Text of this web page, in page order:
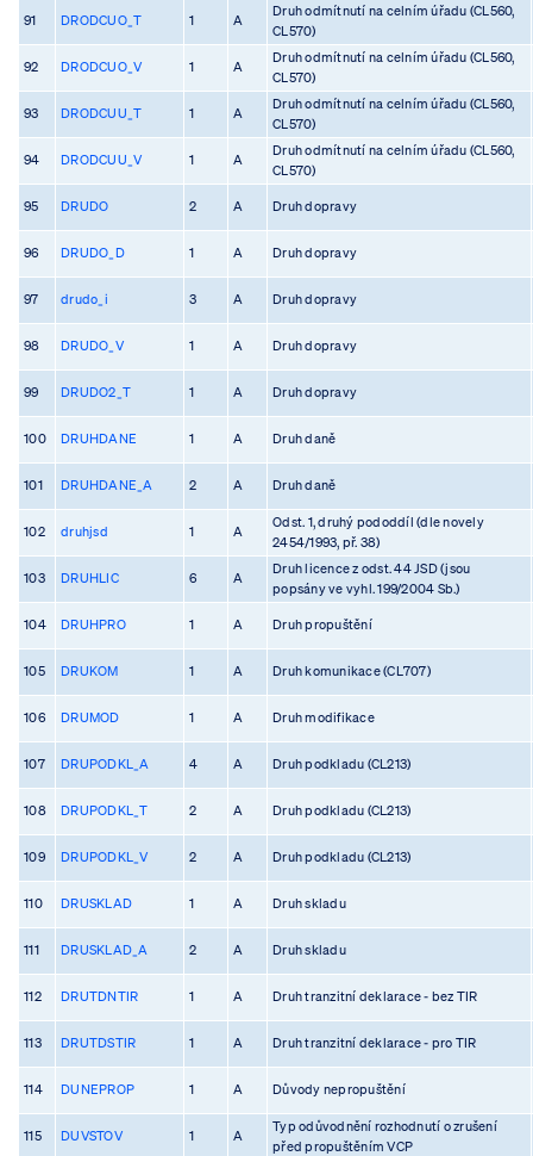
91 DRODCUO_T 1 A
Druh odmítnutí na celním úřadu (CL560,
CL570)
92 DRODCUO_V 1 A
Druh odmítnutí na celním úřadu (CL560,
CL570)
93 DRODCUU_T 1 A
Druh odmítnutí na celním úřadu (CL560,
CL570)
94 DRODCUU_V 1 A
Druh odmítnutí na celním úřadu (CL560,
CL570)
95 DRUDO 2 A Druh dopravy
96 DRUDO_D 1 A Druh dopravy
97 drudo_i 3 A Druh dopravy
98 DRUDO_V 1 A Druh dopravy
99 DRUDO2_T 1 A Druh dopravy
100 DRUHDANE 1 A Druh daně
101 DRUHDANE_A 2 A Druh daně
102 druhjsd 1 A
Odst. 1, druhý pododdíl (dle novely
2454/1993, př. 38)
103 DRUHLIC 6 A
Druh licence z odst. 44 JSD (jsou
popsány ve vyhl. 199/2004 Sb.)
104 DRUHPRO 1 A Druh propuštění
105 DRUKOM 1 A Druh komunikace (CL707)
106 DRUMOD 1 A Druh modifikace
107 DRUPODKL_A 4 A Druh podkladu (CL213)
108 DRUPODKL_T 2 A Druh podkladu (CL213)
109 DRUPODKL_V 2 A Druh podkladu (CL213)
110 DRUSKLAD 1 A Druh skladu
111 DRUSKLAD_A 2 A Druh skladu
112 DRUTDNTIR 1 A Druh tranzitní deklarace - bez TIR
113 DRUTDSTIR 1 A Druh tranzitní deklarace - pro TIR
114 DUNEPROP 1 A Důvody nepropuštění
115 DUVSTOV 1 A
Typ odůvodnění rozhodnutí o zrušení
před propuštěním VCP